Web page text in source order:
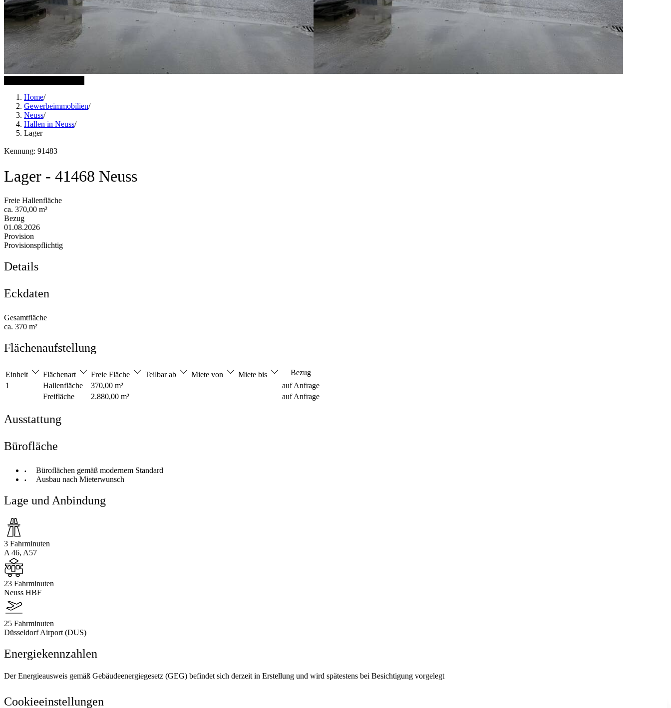
Home/
Gewerbeimmobilien/
Neuss/
Hallen in Neuss/
Lager
Kennung: 91483
Lager - 41468 Neuss
Freie Hallenfläche
ca. 370,00 m²
Bezug
01.08.2026
Provision
Provisionspflichtig
Details
Eckdaten
Gesamtfläche
ca. 370 m²
Flächenaufstellung
Einheit Flächenart Freie Fläche Teilbar ab Miete von Miete bis
Bezug
1
Hallenfläche 370,00 m²
auf Anfrage
Freifläche
2.880,00 m² auf Anfrage
Ausstattung
Bürofläche
Büroflächen gemäß modernem Standard
Ausbau nach Mieterwunsch
Lage und Anbindung
3 Fahrminuten
A 46, A57
23 Fahrminuten
Neuss HBF
25 Fahrminuten
Düsseldorf Airport (DUS)
Energiekennzahlen
Der Energieausweis gemäß Gebäudeenergiegesetz (GEG) befindet sich derzeit in Erstellung und wird spätestens bei Besichtigung vorgelegt
Cookieeinstellungen